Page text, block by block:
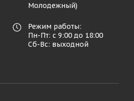
Молодежный)
Режим работы:
Пн-Пт: с 9:00 до 18:00
Сб-Вс: выходной